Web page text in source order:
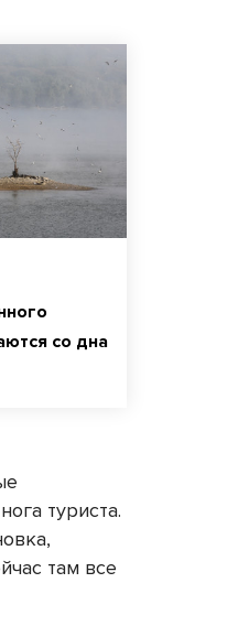
со дна
туриста.
там все